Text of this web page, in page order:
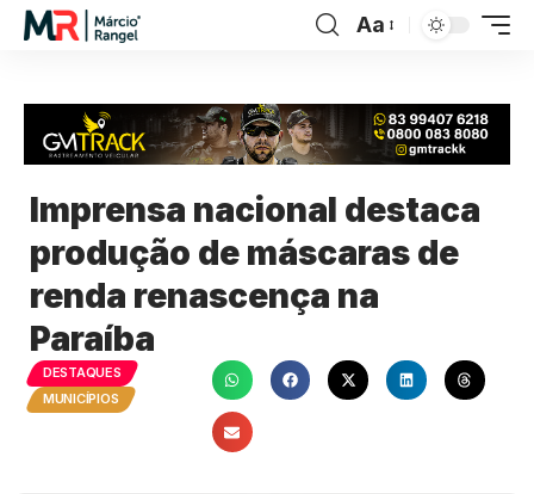
Aa
Imprensa nacional destaca
produção de máscaras de
renda renascença na
Paraíba
DESTAQUES
MUNICÍPIOS